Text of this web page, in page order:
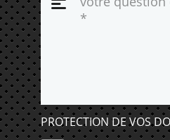
PROTECTION DE VOS